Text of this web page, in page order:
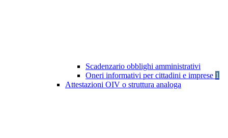
Scadenzario obblighi amministrativi
Oneri informativi per cittadini e imprese 1
Attestazioni OIV o struttura analoga